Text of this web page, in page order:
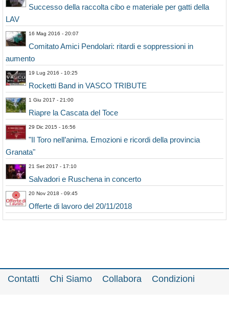
Successo della raccolta cibo e materiale per gatti della
LAV
16 Mag 2016 - 20:07
Comitato Amici Pendolari: ritardi e soppressioni in
aumento
19 Lug 2016 - 10:25
Rocketti Band in VASCO TRIBUTE
1 Giu 2017 - 21:00
Riapre la Cascata del Toce
29 Dic 2015 - 16:56
"Il Toro nell’anima. Emozioni e ricordi della provincia
Granata"
21 Set 2017 - 17:10
Salvadori e Ruschena in concerto
20 Nov 2018 - 09:45
Offerte di lavoro del 20/11/2018
Contatti Chi Siamo Collabora
Condizioni